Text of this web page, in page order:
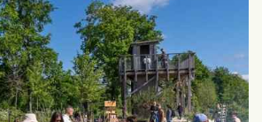
for første gang den 29.